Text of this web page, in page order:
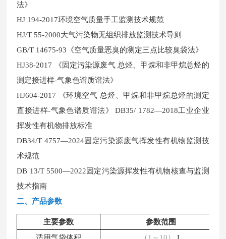
法》
HJ 194-2017环境空气质量手工监测技术规范
HJ/T 55-2000大气污染物无组织排放监测技术导则
GB/T 14675-93《空气质量恶臭的测定三点比较臭袋法》
HJ38-2017 《固定污染源废气 总烃、甲烷和非甲烷总烃的
测定接进样-气象色谱质谱法》
HJ604-2017 《环境空气 总烃、甲烷和非甲烷总烃的测定
直接进样-气象色谱质谱法》 DB35/ 1782—2018工业企业
挥发性有机物排放标准
DB34/T 4757—2024固定污染源废气挥发性有机物监测技
术规范
DB 13/T 5500—2022固定污染源挥发性有机物核查与监测
技术指南
二、产品参数
主要参数
参数范围